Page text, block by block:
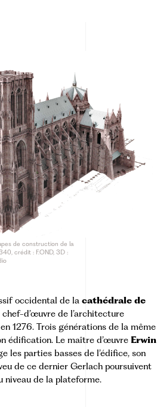
de construction de la
crédit : F.OND, 3D :
occidental de la cathédrale de
d’œuvre de l’architecture
1276. Trois générations de la même
édification. Le maître d’œuvre Erwin
les parties basses de l’édifice, son
de ce dernier Gerlach poursuivent
niveau de la plateforme.